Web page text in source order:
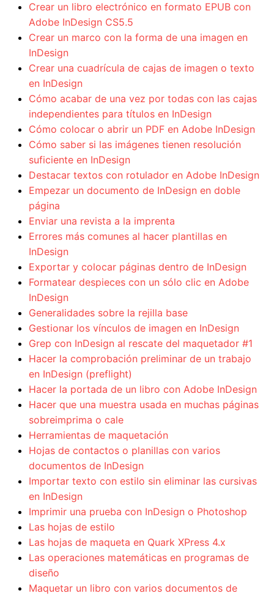
Crear un libro electrónico en formato EPUB con
Adobe InDesign CS5.5
Crear un marco con la forma de una imagen en
InDesign
Crear una cuadrícula de cajas de imagen o texto
en InDesign
Cómo acabar de una vez por todas con las cajas
independientes para títulos en InDesign
Cómo colocar o abrir un PDF en Adobe InDesign
Cómo saber si las imágenes tienen resolución
suficiente en InDesign
Destacar textos con rotulador en Adobe InDesign
Empezar un documento de InDesign en doble
página
Enviar una revista a la imprenta
Errores más comunes al hacer plantillas en
InDesign
Exportar y colocar páginas dentro de InDesign
Formatear despieces con un sólo clic en Adobe
InDesign
Generalidades sobre la rejilla base
Gestionar los vínculos de imagen en InDesign
Grep con InDesign al rescate del maquetador #1
Hacer la comprobación preliminar de un trabajo
en InDesign (preflight)
Hacer la portada de un libro con Adobe InDesign
Hacer que una muestra usada en muchas páginas
sobreimprima o cale
Herramientas de maquetación
Hojas de contactos o planillas con varios
documentos de InDesign
Importar texto con estilo sin eliminar las cursivas
en InDesign
Imprimir una prueba con InDesign o Photoshop
Las hojas de estilo
Las hojas de maqueta en Quark XPress 4.x
Las operaciones matemáticas en programas de
diseño
Maquetar un libro con varios documentos de